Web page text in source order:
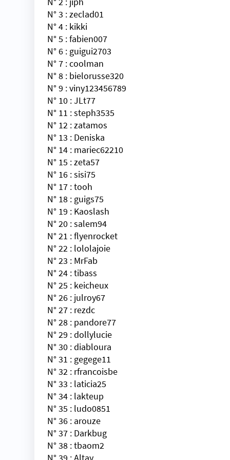
N° 3 :zeclad01
N° 4 : kikki
N° 5 :fabien007
N° 6 : guigui2703
N° 7 :coolman
N° 8 : bielorusse320
N° 9 :viny123456789
N° 10 :JLt77
N° 11 :steph3535
N° 12 :zatamos
N° 13 : Deniska
N° 14 : mariec62210
N° 15 :zeta57
N° 16 :sisi75
N° 17 :tooh
N° 18 : guigs75
N° 19 : Kaoslash
N° 20 :salem94
N° 21 :flyenrocket
N° 22 : lololajoie
N° 23 : MrFab
N° 24 :tibass
N° 25 : keicheux
N° 26 : julroy67
N° 27 : rezdc
N° 28 : pandore77
N° 29 :dollylucie
N° 30 :diabloura
N° 31 : gegege11
N° 32 : rfrancoisbe
N° 33 : laticia25
N° 34 : lakteup
N° 35 : ludo0851
N° 36 : arouze
N° 37 : Darkbug
N° 38 :tbaom2